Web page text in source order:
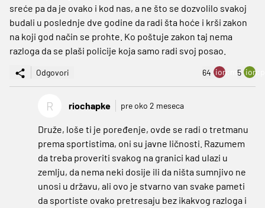
sreće pa da je ovako i kod nas, a ne što se dozvolilo svakoj
budali u poslednje dve godine da radi šta hoće i krši zakon
na koji god način se prohte. Ko poštuje zakon taj nema
razloga da se plaši policije koja samo radi svoj posao.
Odgovori 64 ion:minus
5
R riochapke pre oko 2 meseca
Druže, loše ti je poređenje, ovde se radi o tretmanu
prema sportistima, oni su javne ličnosti. Razumem
da treba proveriti svakog na granici kad ulazi u
zemlju, da nema neki dosije ili da ništa sumnjivo ne
unosi u državu, ali ovo je stvarno van svake pameti
da sportiste ovako pretresaju bez ikakvog razloga i